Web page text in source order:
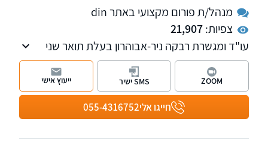
מנהל/ת פורום מקצועי באתר din
צפיות:21,907
עו"ד ומגשרת רבקה ניר-אבוהרון בעלת תואר שני
במשפטים. מוסמכת לעריכת ייפוי כוח מתמשך,
בעלת ניסיון רב בייצוג ובסיוע בעסקאות מקרקעין,
פשיטת רגל, גישור ובוררות בהסכם גירושין, ודיני
משפחה - במיוחד צוואות וירושות.
חייגו אלי055-4316752
ZOOM SMS ישיר ייעוץ אישי